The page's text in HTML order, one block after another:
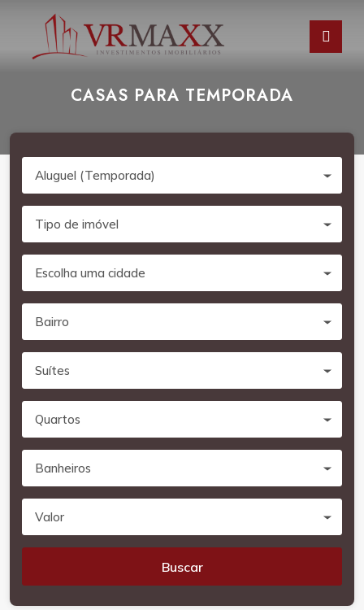
CASAS PARA TEMPORADA
Aluguel (Temporada)
Tipo de imóvel
Escolha uma cidade
Bairro
Suítes
Quartos
Banheiros
Valor
Buscar